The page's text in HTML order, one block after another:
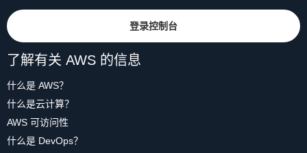
登录控制台
了解有关 AWS 的信息
什么是 AWS？
什么是云计算？
AWS 可访问性
什么是 DevOps？